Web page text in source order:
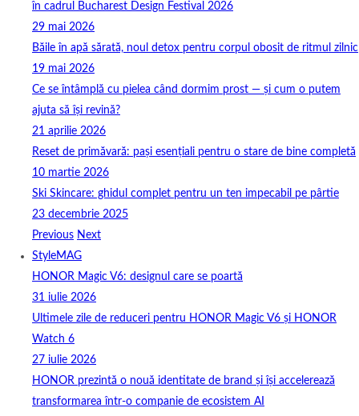
în cadrul Bucharest Design Festival 2026
29 mai 2026
Băile în apă sărată, noul detox pentru corpul obosit de ritmul zilnic
19 mai 2026
Ce se întâmplă cu pielea când dormim prost — și cum o putem
ajuta să își revină?
21 aprilie 2026
Reset de primăvară: pași esențiali pentru o stare de bine completă
10 martie 2026
Ski Skincare: ghidul complet pentru un ten impecabil pe pârtie
23 decembrie 2025
Previous Next
StyleMAG
HONOR Magic V6: designul care se poartă
31 iulie 2026
Ultimele zile de reduceri pentru HONOR Magic V6 și HONOR
Watch 6
27 iulie 2026
HONOR prezintă o nouă identitate de brand și își accelerează
transformarea într-o companie de ecosistem AI